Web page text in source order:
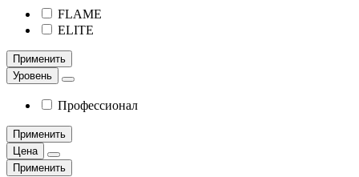
FLAME
ELITE
Применить
Уровень
Профессионал
Применить
Цена
Применить